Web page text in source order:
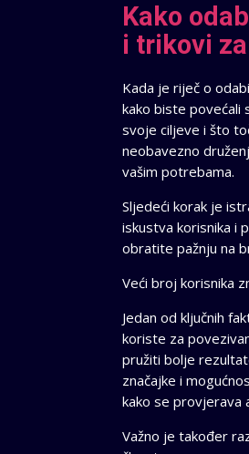
Kako
i trikovi
Kada je riječ o
kako biste povećali
svoje ciljeve i što
neobavezno
vašim potrebama.
Sljedeći korak je
iskustva korisnika i
obratite pažnju na
Veći broj korisnika
Jedan od ključnih
koriste za
pružiti bolje
značajke i
kako se provjerava
Važno je također